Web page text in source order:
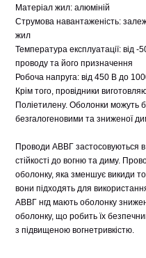
Матеріал жил: алюміній
Струмова навантаженість:
жил
Температура експлуатації: від
проводу та його призначення
Робоча напруга: від 450 В до
Крім того, провідники
Поліетилену. Оболонки можуть
безгалогеновими та зниженої
Проводи АВВГ застосовуються
стійкості до вогню та диму.
оболонку, яка зменшує викиди
вони підходять для
АВВГ нгд мають оболонку
оболонку, що робить їх
з підвищеною вогнетривкістю.